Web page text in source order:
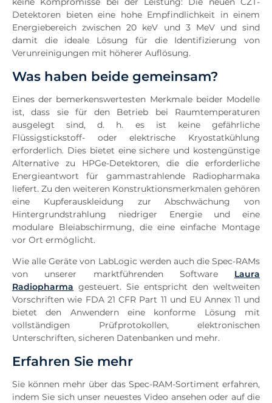
Detektoren bieten eine hohe Empfindlichkeit in einem
Energiebereich zwischen 20 keV und 3 MeV und sind
damit die ideale Lösung für die Identifizierung von
Verunreinigungen mit höherer Auflösung.
Was haben beide gemeinsam?
Eines der bemerkenswertesten Merkmale beider Modelle
ist, dass sie für den Betrieb bei Raumtemperaturen
ausgelegt sind, d. h. es ist keine gefährliche
Flüssigstickstoff- oder elektrische Kryostatkühlung
erforderlich. Dies bietet eine sichere und kostengünstige
Alternative zu HPGe-Detektoren, die die erforderliche
Energieantwort für gammastrahlende Radiopharmaka
liefert. Zu den weiteren Konstruktionsmerkmalen gehören
eine Kupferauskleidung zur Abschwächung von
Hintergrundstrahlung niedriger Energie und eine
modulare Bleiabschirmung, die eine einfache Montage
vor Ort ermöglicht.
Wie alle Geräte von LabLogic werden auch die Spec-RAMs
von unserer marktführenden Software Laura
Radiopharma gesteuert. Sie entspricht den weltweiten
Vorschriften wie FDA 21 CFR Part 11 und EU Annex 11 und
bietet den Anwendern eine konforme Lösung mit
vollständigen Prüfprotokollen, elektronischen
Unterschriften, sicheren Datenbanken und mehr.
Erfahren Sie mehr
Sie können mehr über das Spec-RAM-Sortiment erfahren,
indem Sie sich unser neuestes Video ansehen oder auf die